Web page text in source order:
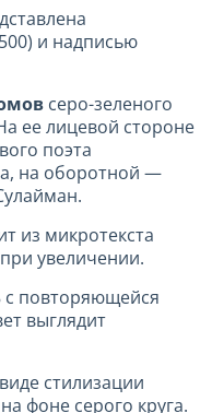
и надписью
серо-зеленого
ее лицевой стороне
поэта
на оборотной —
из микротекста
увеличении.
с повторяющейся
выглядит
стилизации
фоне серого круга.